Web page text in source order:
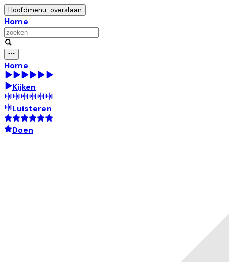
Hoofdmenu: overslaan
Home
Home
Kijken
Luisteren
Doen